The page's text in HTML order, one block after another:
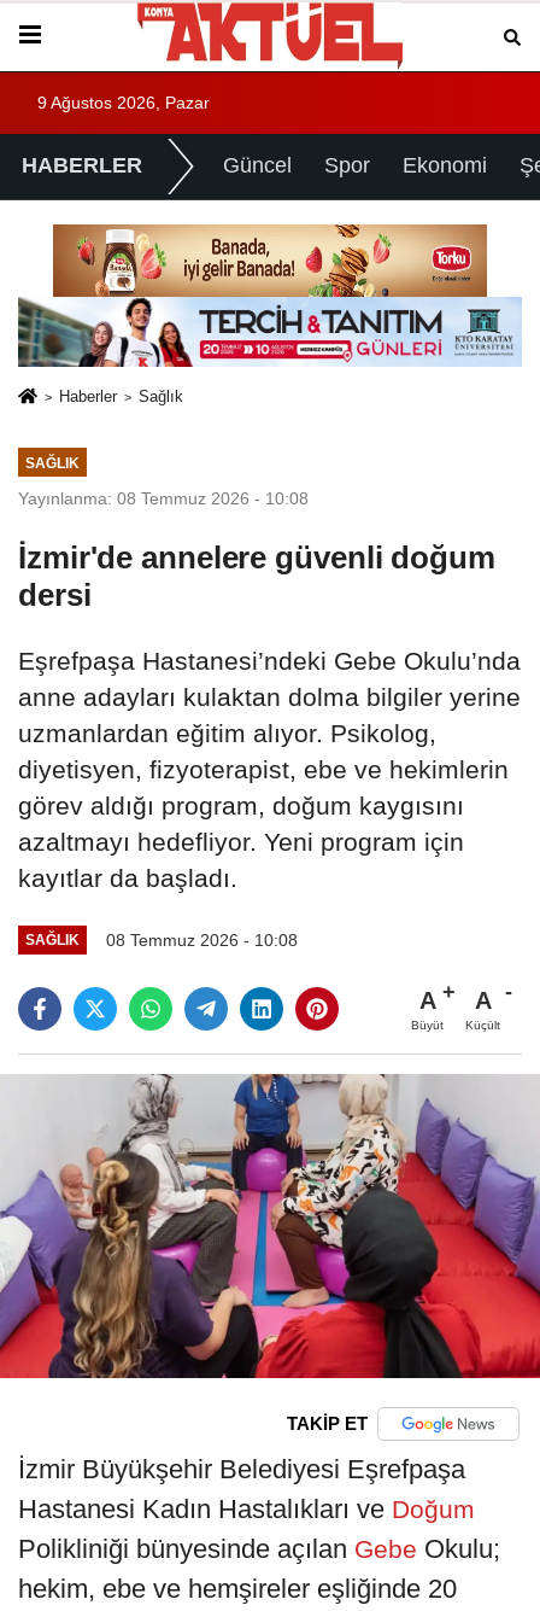
9 Ağustos 2026, Pazar
HABERLER Güncel Spor Ekonomi
Haberler Sağlık
SAĞLIK
Yayınlanma: 08 Temmuz 2026 - 10:08
İzmir'de annelere güvenli doğum
dersi
Eşrefpaşa Hastanesi’ndeki Gebe Okulu’nda
anne adayları kulaktan dolma bilgiler yerine
uzmanlardan eğitim alıyor. Psikolog,
diyetisyen, fizyoterapist, ebe ve hekimlerin
görev aldığı program, doğum kaygısını
azaltmayı hedefliyor. Yeni program için
kayıtlar da başladı.
SAĞLIK 08 Temmuz 2026 - 10:08
A
Büyüt
A
Küçült
TAKİP ET
İzmir Büyükşehir Belediyesi Eşrefpaşa
Hastanesi Kadın Hastalıkları ve Doğum
Polikliniği bünyesinde açılan Gebe Okulu;
hekim, ebe ve hemşireler eşliğinde 20